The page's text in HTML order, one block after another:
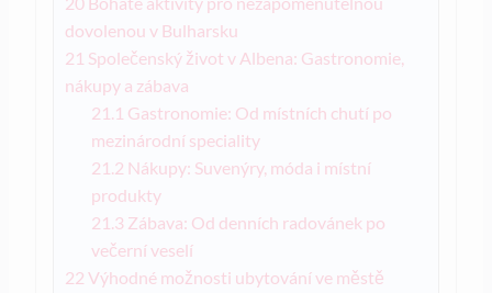
dovolenou v Bulharsku
21 Společenský život v Albena: Gastronomie,
nákupy a zábava
21.1 Gastronomie: Od místních chutí po
mezinárodní speciality
21.2 Nákupy: Suvenýry, móda i místní
produkty
21.3 Zábava: Od denních radovánek po
večerní veselí
22 Výhodné možnosti ubytování ve městě